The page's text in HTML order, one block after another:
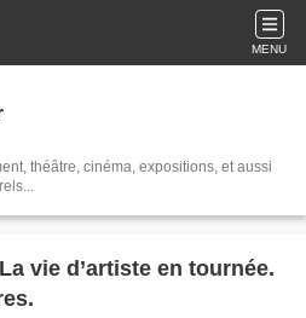
MENU
théâtre, cinéma, expositions, et aussi
vie d’artiste en tournée.